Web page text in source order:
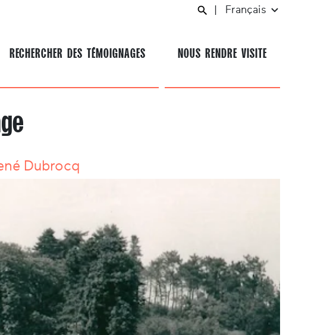
Français
RECHERCHER DES TÉMOIGNAGES NOUS RENDRE VISITE
Dubrocq